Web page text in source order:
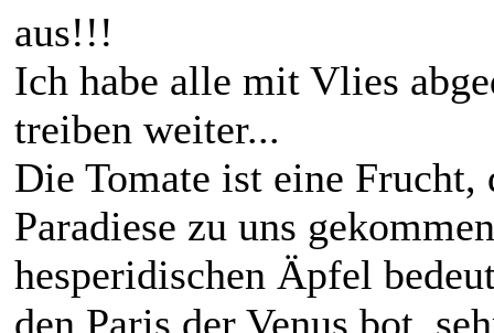
aus!!!
Ich habe alle mit Vlies
treiben weiter...
Die Tomate ist eine
Paradiese zu uns
hesperidischen Äpfel
den Paris der Venus bot,